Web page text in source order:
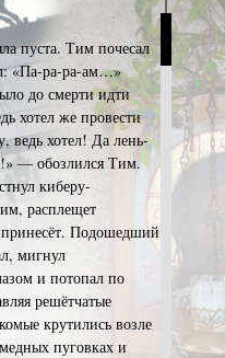
пуста. Тим почесал
«Па-ра-ра-ам…»
до смерти идти
хотел же провести
ведь хотел! Да лень-
— обозлился Тим.
киберу-
расплещет
Подошедший
мигнул
и потопал по
решётчатые
крутились возле
пуговках и